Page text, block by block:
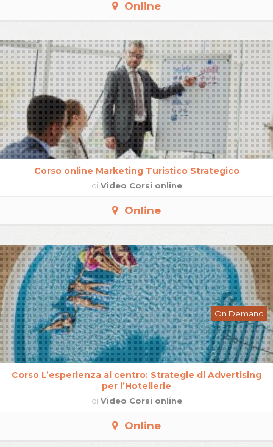
Online
Corso online Marketing Turistico Strategico
di Video Corsi online
Online
Corso L’esperienza al centro: Strategie di Advertising
per l’Hotellerie
di Video Corsi online
On Demand
Online